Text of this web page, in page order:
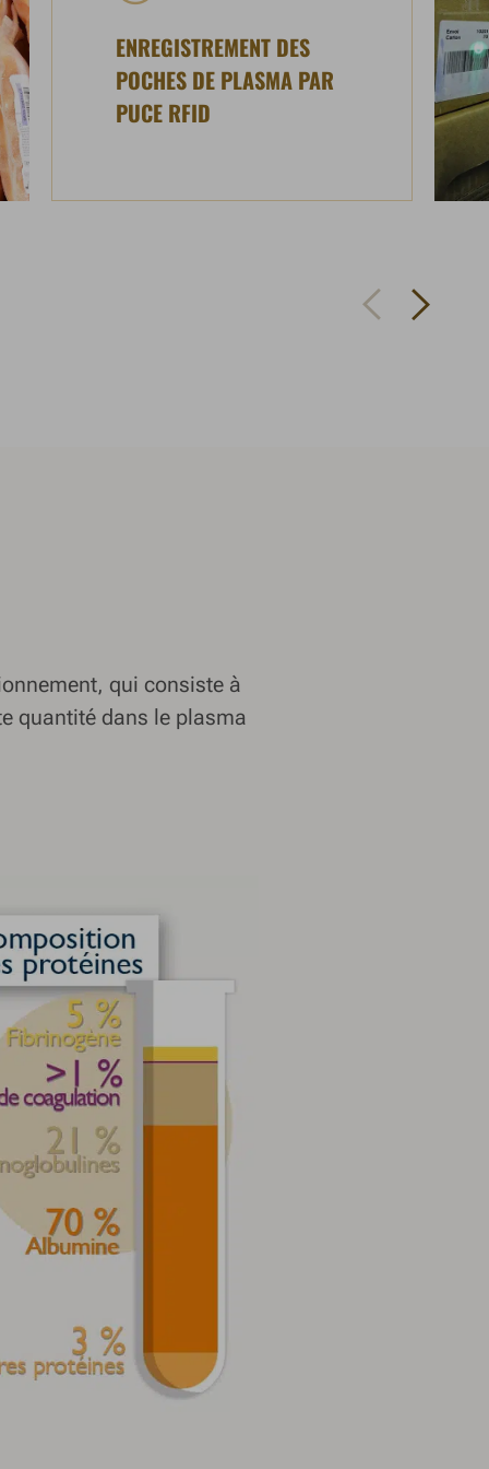
ENREGISTREMENT DES
POCHES DE PLASMA PAR
PUCE RFID
Aller à la slide
Aller à la prochaine slide
qui consiste à
quantité dans le plasma